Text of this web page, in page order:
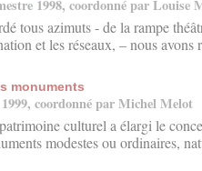
1998, coordonné par Louise
tous azimuts - de la rampe
et les réseaux, – nous avons
monuments
1999, coordonné par Michel Melot
culturel a élargi le
modestes ou ordinaires,